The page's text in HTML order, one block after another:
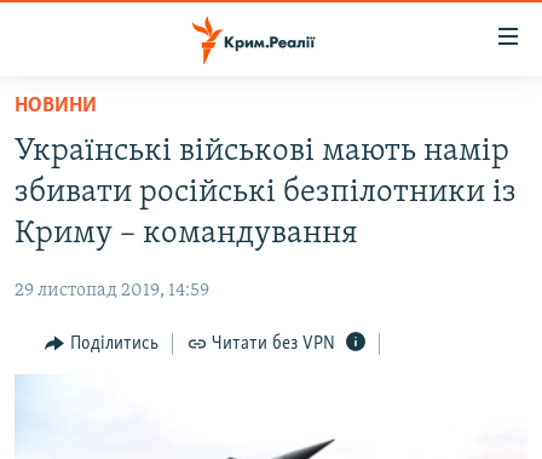
Перейти
основного
матеріалу
Перейти
до
основної
Перейти
до
ВОДА.КРИМ
ВІДЕО ТА ФОТО
БЛОГИ
ПОГЛЯД
НОВИНИ
Українські військові мають намір
збивати російські безпілотники із
Криму – командування
29 листопад 2019, 14:59
Поділитись Читати без VPN